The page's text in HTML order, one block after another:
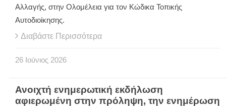
Αλλαγής, στην Ολομέλεια για τον Κώδικα Τοπικής
Αυτοδιοίκησης.
Διαβάστε Περισσότερα
26 Ιούνιος 2026
Ανοιχτή ενημερωτική εκδήλωση
αφιερωμένη στην πρόληψη, την ενημέρωση